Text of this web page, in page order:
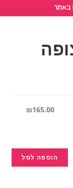
₪165.00
הוספה לסל